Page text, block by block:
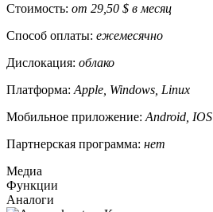
Стоимость: от 29,50 $ в месяц
Способ оплаты: ежемесячно
Дислокация: облако
Платформа: Apple, Windows, Linux
Мобильное приложение: Android, IOS
Партнерская программа: нет
Медиа
Функции
Аналоги